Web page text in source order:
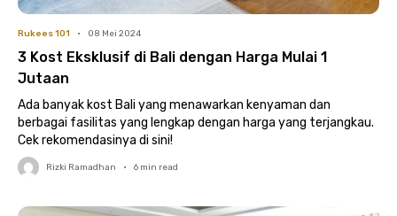
Rukees 101 • 08 Mei 2024
3 Kost Eksklusif di Bali dengan Harga Mulai 1
Jutaan
Ada banyak kost Bali yang menawarkan kenyaman dan
berbagai fasilitas yang lengkap dengan harga yang terjangkau.
Cek rekomendasinya di sini!
Rizki Ramadhan • 6 min read